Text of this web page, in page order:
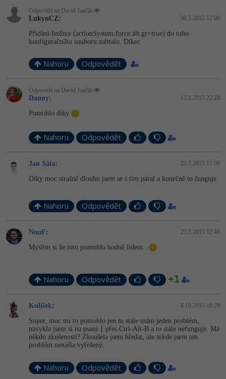
Kybernetická bezpečnost
Elektronický podpis
Fórum
Odpovídá na David Jančík
LukynCZ: 30.5.2013 12:00
Přidání řetězce (actionSystem­.force.alt.gr=tru­e) do toho
konfiguračního souboru zabralo. Díkec
Nahoru Odpovědět
Odpovídá na David Jančík
Danny: 13.1.2015 22:28
Pomohlo díky
Nahoru Odpovědět
Jan Sála: 23.5.2015 11:30
Díky moc strašně dlouho jsem se s tím páral a konečně to funguje
Nahoru Odpovědět
NouF: 23.5.2015 12:46
Myslim si že toto pomohlo hodně lidem..
Nahoru Odpovědět +1
Kulíšek: 8.10.2015 18:28
Super, moc mi to pomohlo jen tu stále mám jeden problém,
navykla jsem si na psaní { přes Ctrl-Alt-B a to stále nefunguje. Má
někdo zkušenosti? Zkoušela jsem hledat, ale nikde jsem ten
problém nenašla vyřešený.
Nahoru Odpovědět